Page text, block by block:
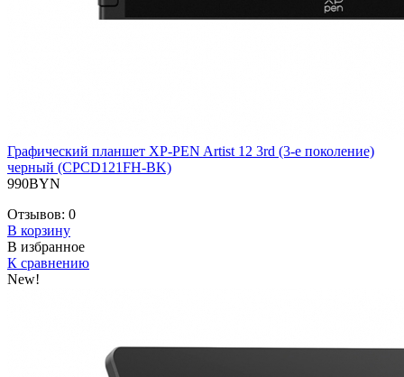
Графический планшет XP-PEN Artist 12 3rd (3-е поколение)
черный (CPCD121FH-BK)
990BYN
Отзывов: 0
В корзину
В избранное
К сравнению
New!